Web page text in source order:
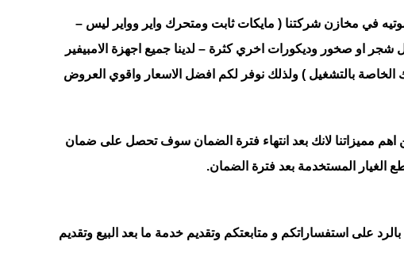
في مخازن شركتنا ( مايكات ثابت ومتحرك واير وواير ليس –
او صخور وديكورات اخري كثرة – لدينا جميع اجهزة الامبيفير
الخاصة بالتشغيل ) ولذلك نوفر لكم افضل الاسعار واقوي العروض
اهم مميزاتنا لانك بعد انتهاء فترة الضمان سوف تحصل على ضمان
على استفساراتكم و متابعتكم وتقديم خدمة ما بعد البيع وتقديم